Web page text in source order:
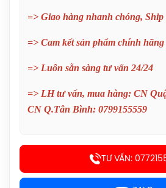
=> Giao hàng nhanh chóng,
=> Cam kết sản phẩm chính hãng
=> Luôn sẵn sàng tư vấn 24/24
=> LH tư vấn, mua hàng: CN
CN Q.Tân Bình: 0799155559
TƯ VẤN:
(Black/Blue) Chính
Balo Cầu Lông
Chính Hãng
Hãng
450.000đ